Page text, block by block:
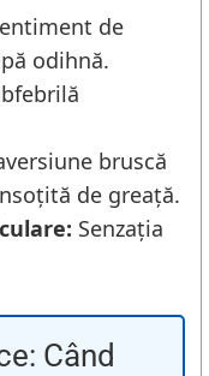
de
odihnă.
bruscă
de greață.
Senzația
Când